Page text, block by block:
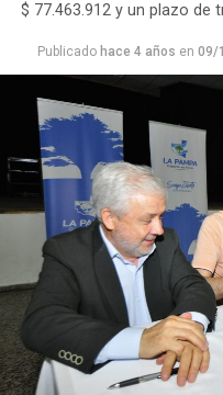
$ 77.463.912 y un plazo de
Publicado hace 4 años en 09/